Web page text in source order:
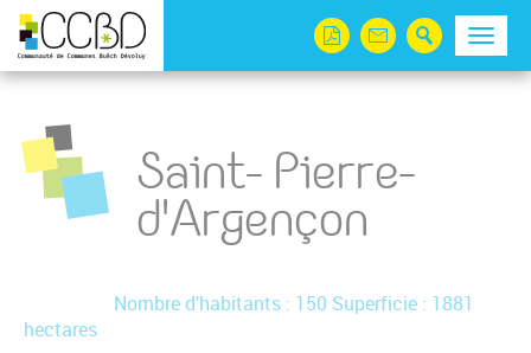
Saint- Pierre-
d'Argençon
Nombre d'habitants : 150 Superficie : 1881
hectares
Menu
Panneau de gestion des cookies